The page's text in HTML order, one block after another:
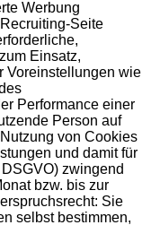
Werbung
Seite
Einsatz,
Voreinstellungen wie
Performance einer
Person auf
von Cookies
und damit für
zwingend
bzw. bis zur
Sie
selbst bestimmen,